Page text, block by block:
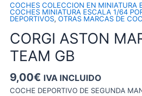
COCHES COLECCION EN MINIATURA
COCHES MINIATURA ESCALA 1/64
DEPORTIVOS, OTRAS MARCAS DE
CORGI ASTON
TEAM GB
9,00€ IVA INCLUIDO
COCHE DEPORTIVO DE SEGUNDA